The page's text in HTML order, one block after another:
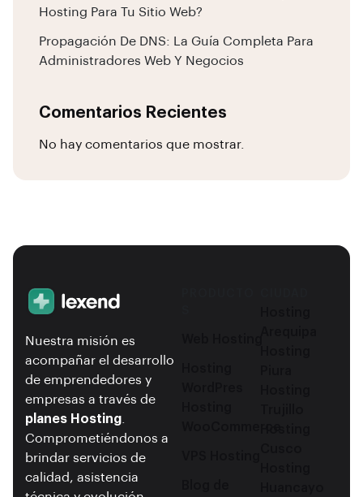
Hosting Para Tu Sitio Web?
Propagación De DNS: La Guía Completa Para
Administradores Web Y Negocios
Comentarios Recientes
No hay comentarios que mostrar.
Nuestra misión es
acompañar el desarrollo
de emprendedores y
empresas a través de
planes Hosting
Comprometiéndonos a
brindar servicios de
calidad, asistencia